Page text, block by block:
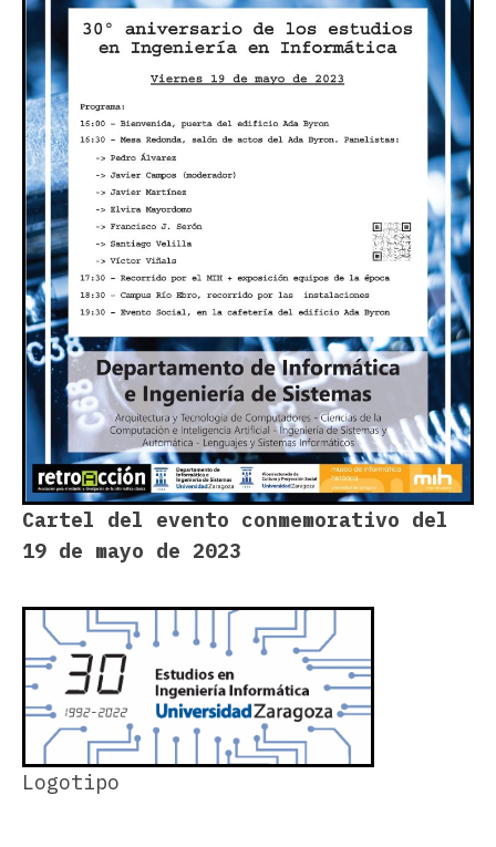
Cartel del evento conmemorativo del
19 de mayo de 2023
Logotipo